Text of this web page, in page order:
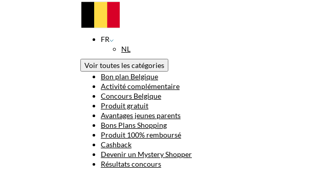
FR
NL
Voir toutes les catégories
Bon plan Belgique
Activité complémentaire
Concours Belgique
Produit gratuit
Avantages jeunes parents
Bons Plans Shopping
Produit 100% remboursé
Cashback
Devenir un Mystery Shopper
Résultats concours